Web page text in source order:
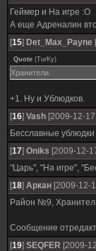
Геймер и На игре :О
А еще Адреналин
[15] Det_Max_Payne
Quote (TurKy)
Хранители.
+1. Ну и Ублюдков.
[16] Vash [2009-12-
Бесславные ублюдки
[17] Oniks [2009-12-
"Царь", "На игре",
[18] Аркан [2009-12-
Район №9,
Сообщение
[19] SEQFER [2009-